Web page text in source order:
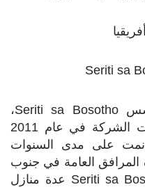
Seriti sa
Seriti sa Bosotho،
شركة بناء سريعة النمو. أنشأت الشركة في عام 2011
نمت على مدى السنوات
المرافق العامة في جنوب
Seriti sa عدة منازل